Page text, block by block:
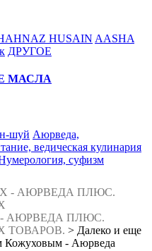
HUSAIN AASHA
ДРУГОЕ
МАСЛА
шуй Аюрведа,
ведическая кулинария
суфизм
- АЮРВЕДА ПЛЮС.
АЮРВЕДА ПЛЮС.
ТОВАРОВ. > Далеко и еще
Кожуховым - Аюрведа